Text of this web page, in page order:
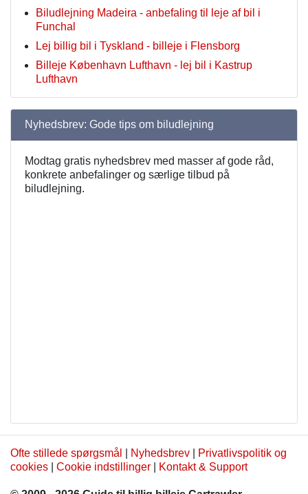
Biludlejning Madeira - anbefaling til leje af bil i
Funchal
Lej billig bil i Tyskland - billeje i Flensborg
Billeje København Lufthavn - lej bil i Kastrup
Lufthavn
Nyhedsbrev: Gode tips om biludlejning
Modtag gratis nyhedsbrev med masser af gode råd,
konkrete anbefalinger og særlige tilbud på
biludlejning.
Ofte stillede spørgsmål Nyhedsbrev
Privatlivspolitik og
cookies
Cookie indstillinger Kontakt & Support